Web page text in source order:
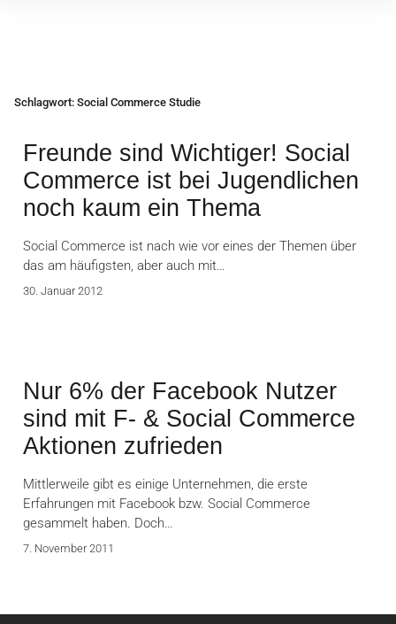
Schlagwort: Social Commerce Studie
Freunde sind Wichtiger! Social
Commerce ist bei Jugendlichen
noch kaum ein Thema
Social Commerce ist nach wie vor eines der Themen über
das am häufigsten, aber auch mit…
30. Januar 2012
Nur 6% der Facebook Nutzer
sind mit F- & Social Commerce
Aktionen zufrieden
Mittlerweile gibt es einige Unternehmen, die erste
Erfahrungen mit Facebook bzw. Social Commerce
gesammelt haben. Doch…
7. November 2011